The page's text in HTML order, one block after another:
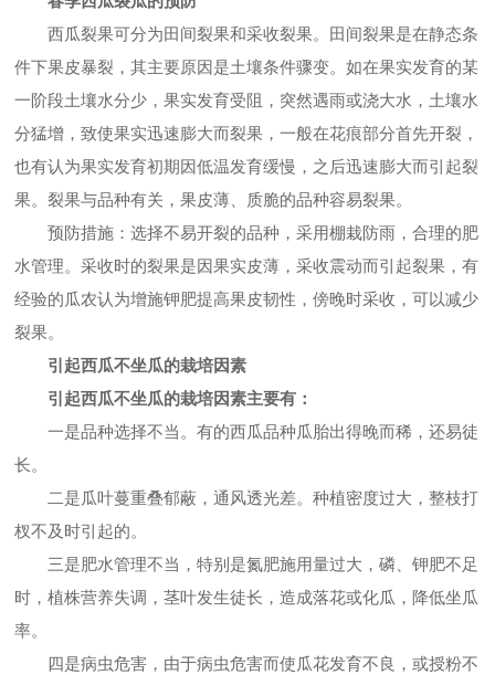
西瓜裂果可分为田间裂果和采收裂果。田间裂果是在静态条
件下果皮暴裂，其主要原因是土壤条件骤变。如在果实发育的某
一阶段土壤水分少，果实发育受阻，突然遇雨或浇大水，土壤水
分猛增，致使果实迅速膨大而裂果，一般在花痕部分首先开裂，
也有认为果实发育初期因低温发育缓慢，之后迅速膨大而引起裂
果。裂果与品种有关，果皮薄、质脆的品种容易裂果。
预防措施：选择不易开裂的品种，采用棚栽防雨，合理的肥
水管理。采收时的裂果是因果实皮薄，采收震动而引起裂果，有
经验的瓜农认为增施钾肥提高果皮韧性，傍晚时采收，可以减少
裂果。
引起西瓜不坐瓜的栽培因素
引起西瓜不坐瓜的栽培因素主要有：
一是品种选择不当。有的西瓜品种瓜胎出得晚而稀，还易徒
长。
二是瓜叶蔓重叠郁蔽，通风透光差。种植密度过大，整枝打
杈不及时引起的。
三是肥水管理不当，特别是氮肥施用量过大，磷、钾肥不足
时，植株营养失调，茎叶发生徒长，造成落花或化瓜，降低坐瓜
率。
四是病虫危害，由于病虫危害而使瓜花发育不良，或授粉不